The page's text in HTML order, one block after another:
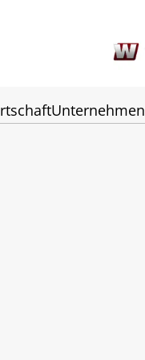
Unternehmen